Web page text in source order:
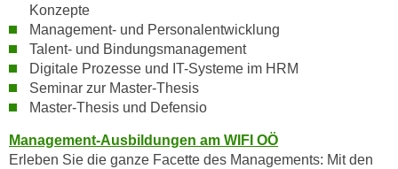
Konzepte
Management- und Personalentwicklung
Talent- und Bindungsmanagement
Digitale Prozesse und IT-Systeme im HRM
Seminar zur Master-Thesis
Master-Thesis und Defensio
Management-Ausbildungen am WIFI OÖ
Erleben Sie die ganze Facette des Managements: Mit den
e
a
u
s
w
ä
h